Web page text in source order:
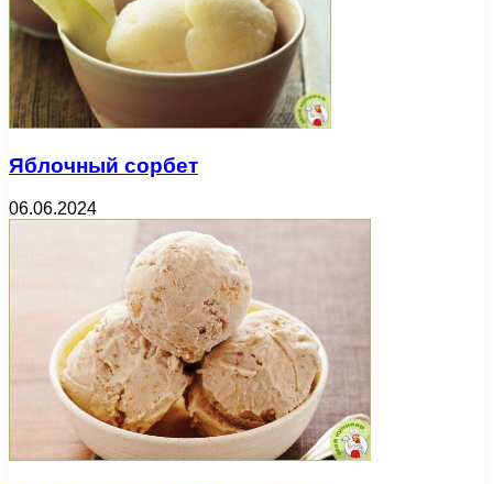
Яблочный сорбет
06.06.2024